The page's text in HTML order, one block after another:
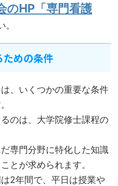
のHP「専門看護
めの条件
、いくつかの重要な条件
のは、大学院修士課程の
専門分野に特化した知識
とが求められます。
2年間で、平日は授業や